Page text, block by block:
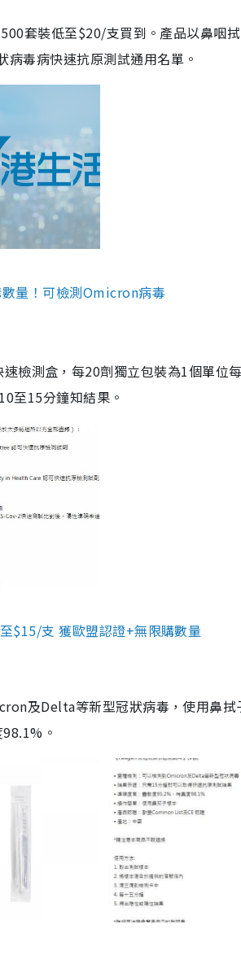
套裝低至$20/支買到。產品以鼻咽
毒病快速抗原測試通用名單。
量！可檢測Omicron病毒
檢測盒，每20劑獨立包裝為1個單位
至15分鐘知結果。
$15/支 獲歐盟認證+無限購數量
及Delta等新型冠狀病毒，使用鼻拭
。